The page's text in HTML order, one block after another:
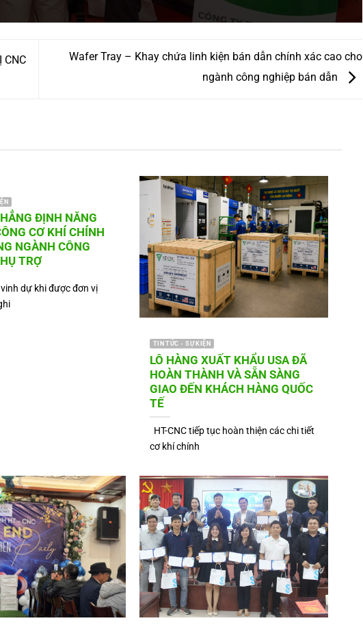
CNC
Wafer Tray – Khay chứa linh kiện bán dẫn chính xác cao cho
ngành công nghiệp bán dẫn
ĐỊNH NĂNG
CƠ KHÍ CHÍNH
NGÀNH CÔNG
TRỢ
dự khi được đơn vị
TIN TỨC - SỰ KIỆN
LÔ HÀNG XUẤT KHẨU USA ĐÃ
HOÀN THÀNH VÀ SẴN SÀNG
GIAO ĐẾN KHÁCH HÀNG QUỐC
TẾ
HT-CNC tiếp tục hoàn thiện các chi tiết
cơ khí chính